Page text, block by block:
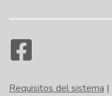
Requisitos del sistema |